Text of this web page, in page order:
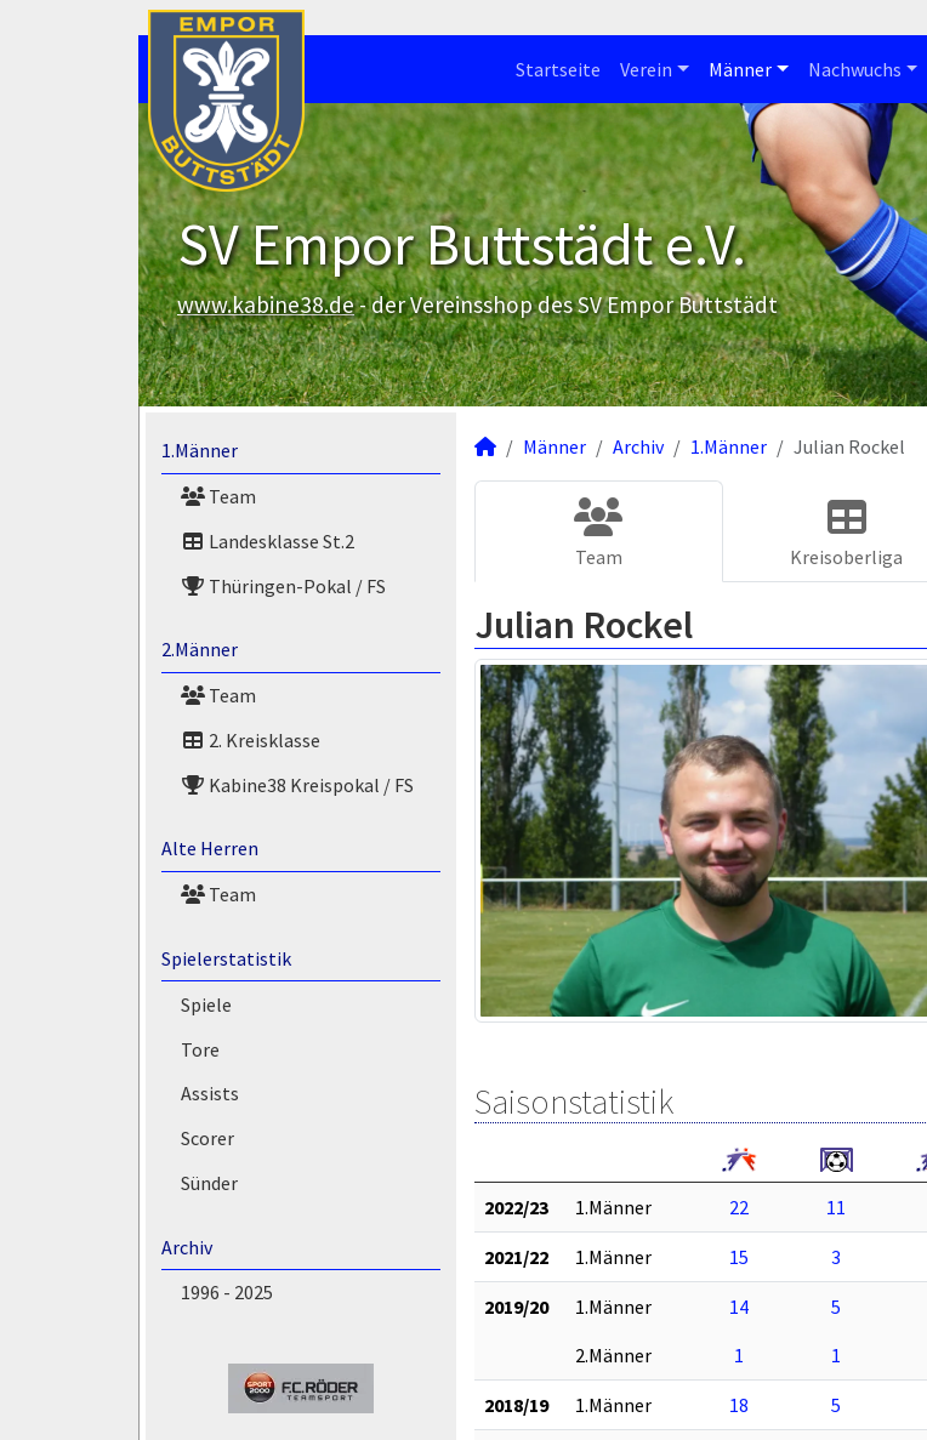
Startseite Verein Männer Nachwuchs
SV Empor Buttstädt e.V.
www.kabine38.de- der Vereinsshop des SV Empor Buttstädt
1.Männer
Team
Landesklasse St.2
Thüringen-Pokal / FS
2.Männer
Team
2. Kreisklasse
Kabine38 Kreispokal / FS
Alte Herren
Team
Spielerstatistik
Spiele
Tore
Assists
Scorer
Sünder
Archiv
1996 - 2025
Männer Archiv 1.Männer Julian Rockel
Team Kreisoberliga
Julian Rockel
Saisonstatistik
2022/23 1.Männer 22 11
2021/22 1.Männer 15 3
2019/20 1.Männer 14 5
2.Männer
1 1
2018/19 1.Männer 18 5